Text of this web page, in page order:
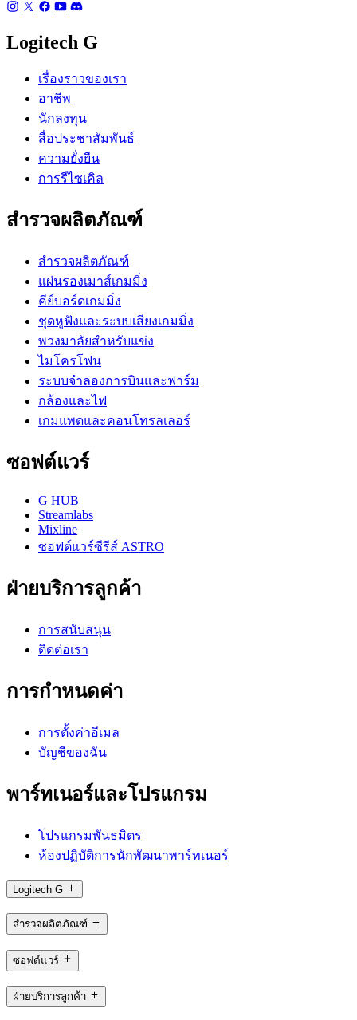
Logitech G
เรื่องราวของเรา
อาชีพ
นักลงทุน
สื่อประชาสัมพันธ์
ความยั่งยืน
การรีไซเคิล
สำรวจผลิตภัณฑ์
สำรวจผลิตภัณฑ์
แผ่นรองเมาส์เกมมิ่ง
คีย์บอร์ดเกมมิ่ง
ชุดหูฟังและระบบเสียงเกมมิ่ง
พวงมาลัยสำหรับแข่ง
ไมโครโฟน
ระบบจำลองการบินและฟาร์ม
กล้องและไฟ
เกมแพดและคอนโทรลเลอร์
ซอฟต์แวร์
G HUB
Streamlabs
Mixline
ซอฟต์แวร์ซีรีส์ ASTRO
ฝ่ายบริการลูกค้า
การสนับสนุน
ติดต่อเรา
การกำหนดค่า
การตั้งค่าอีเมล
บัญชีของฉัน
พาร์ทเนอร์และโปรแกรม
โปรแกรมพันธมิตร
ห้องปฏิบัติการนักพัฒนาพาร์ทเนอร์
Logitech G
สำรวจผลิตภัณฑ์
ซอฟต์แวร์
ฝ่ายบริการลูกค้า